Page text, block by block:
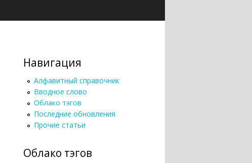
Навигация
Алфавитный справочник
Вводное слово
Облако тэгов
Последние обновления
Прочие статьи
Облако тэгов